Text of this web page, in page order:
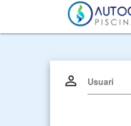
Usuari